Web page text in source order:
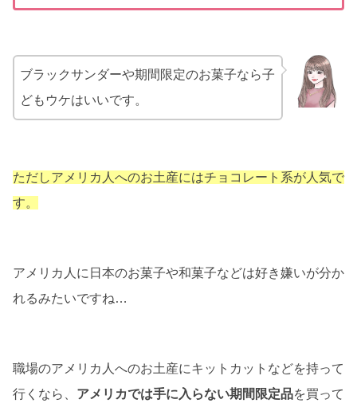
ブラックサンダーや期間限定のお菓子なら子
どもウケはいいです。
ただしアメリカ人へのお土産にはチョコレート系が人気で
す。
アメリカ人に日本のお菓子や和菓子などは好き嫌いが分か
れるみたいですね…
職場のアメリカ人へのお土産にキットカットなどを持って
行くなら、 アメリカでは手に入らない期間限定品を買って